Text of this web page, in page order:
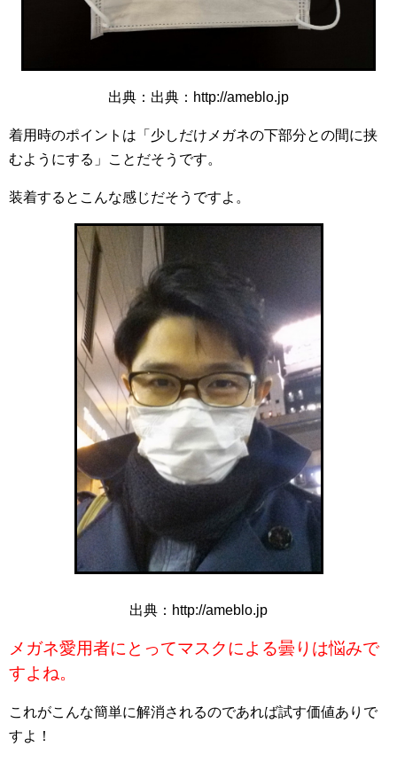
出典：出典：http://ameblo.jp
着用時のポイントは「少しだけメガネの下部分との間に挟
むようにする」ことだそうです。
装着するとこんな感じだそうですよ。
出典：http://ameblo.jp
メガネ愛用者にとってマスクによる曇りは悩みで
すよね。
これがこんな簡単に解消されるのであれば試す価値ありで
すよ！